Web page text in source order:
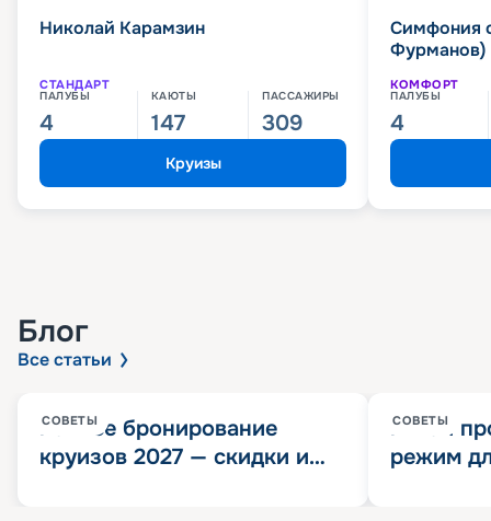
Николай Карамзин
СТАНДАРТ
ПАЛУБЫ
4
КАЮТЫ
147
ПАССАЖИРЫ
309
Круизы
Симфония
Фурманов)
КОМФОРТ
ПАЛУБЫ
4
Блог
Все статьи
СОВЕТЫ
Раннее бронирование
круизов 2027 — скидки и
СОВЕТЫ
Китай
режим